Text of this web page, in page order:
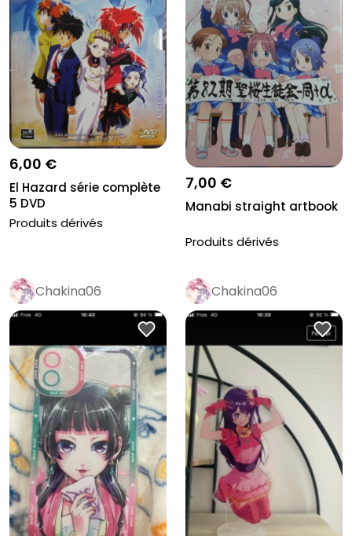
6,00 €
El Hazard série complète
5 DVD
Produits dérivés
7,00 €
Manabi straight artbook
Produits dérivés
Chakina06 Chakina06